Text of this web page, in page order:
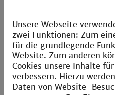
Career Center
Technische Hochschule
Paul-Wittsack-Straße 10
68163 Mannheim
E-Mail
career@th-
Unsere Webseite
zwei Funktionen: Zum
für die grundlegende
Website. Zum anderen
Cookies unsere Inhalte
verbessern. Hierzu
Daten von Website-